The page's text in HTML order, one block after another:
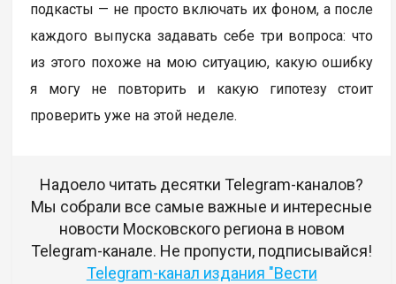
подкасты — не просто включать их фоном, а после
каждого выпуска задавать себе три вопроса: что
из этого похоже на мою ситуацию, какую ошибку
я могу не повторить и какую гипотезу стоит
проверить уже на этой неделе.
Надоело читать десятки Telegram-каналов?
Мы собрали все самые важные и интересные
новости Московского региона в новом
Telegram-канале. Не пропусти, подписывайся!
Telegram-канал издания "Вести